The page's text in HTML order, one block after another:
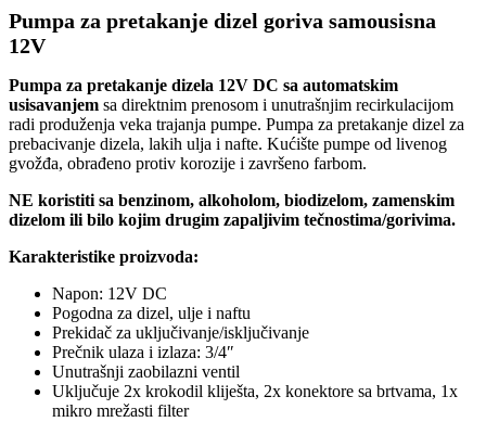
Pumpa za pretakanje dizel goriva samousisna
12V
Pumpa za pretakanje dizela 12V DC sa automatskim
usisavanjem sa direktnim prenosom i unutrašnjim recirkulacijom
radi produženja veka trajanja pumpe. Pumpa za pretakanje dizel za
prebacivanje dizela, lakih ulja i nafte. Kućište pumpe od livenog
gvožđa, obrađeno protiv korozije i završeno farbom.
NE koristiti sa benzinom, alkoholom, biodizelom, zamenskim
dizelom ili bilo kojim drugim zapaljivim tečnostima/gorivima.
Karakteristike proizvoda:
Napon: 12V DC
Pogodna za dizel, ulje i naftu
Prekidač za uključivanje/isključivanje
Prečnik ulaza i izlaza: 3/4″
Unutrašnji zaobilazni ventil
Uključuje 2x krokodil kliješta, 2x konektore sa brtvama, 1x
mikro mrežasti filter